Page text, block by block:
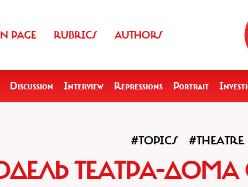
PAGE RUBRICS AUTHORS
Discussion Interview Repressions Portrait
#TOPICS #THEATRE
ТЕАТРА-